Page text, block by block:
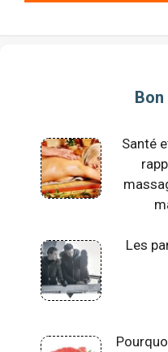
Santé
Les